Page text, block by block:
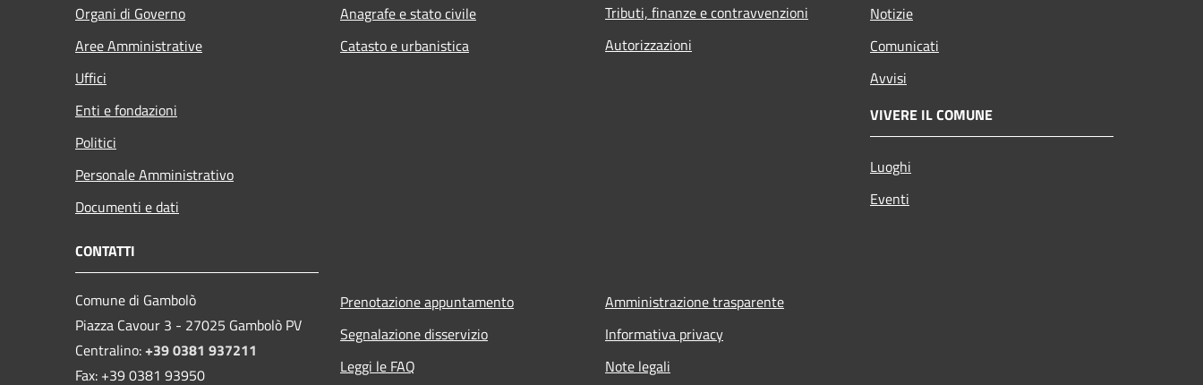
Organi di Governo
Aree Amministrative
Uffici
Enti e fondazioni
Politici
Personale Amministrativo
Documenti e dati
Anagrafe e stato civile
Catasto e urbanistica
Tributi, finanze e contravvenzioni
Autorizzazioni
Notizie
Comunicati
Avvisi
VIVERE IL COMUNE
Luoghi
Eventi
CONTATTI
Comune di Gambolò
Piazza Cavour 3 - 27025 Gambolò PV
Centralino:+39 0381 937211
Fax: +39 0381 93950
Prenotazione appuntamento
Segnalazione disservizio
Leggi le FAQ
Amministrazione trasparente
Informativa privacy
Note legali